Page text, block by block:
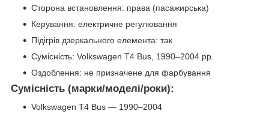
Сторона встановлення: права (пасажирська)
Керування: електричне регулювання
Підігрів дзеркального елемента: так
Сумісність: Volkswagen T4 Bus, 1990–2004 рр.
Оздоблення: не призначене для фарбування
Сумісність (марки/моделі/роки):
Volkswagen T4 Bus — 1990–2004